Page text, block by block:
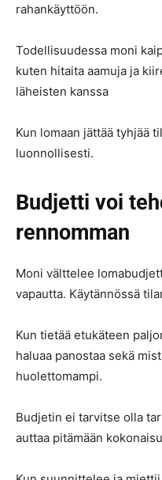
rahankäyttöön.
Todellisuudessa moni
kuten hitaita aamuja ja
läheisten kanssa
Kun lomaan jättää tyhjää
luonnollisesti.
Budjetti voi
rennomman
Moni välttelee
vapautta. Käytännössä
Kun tietää etukäteen
haluaa panostaa sekä
huolettomampi.
Budjetin ei tarvitse olla
auttaa pitämään